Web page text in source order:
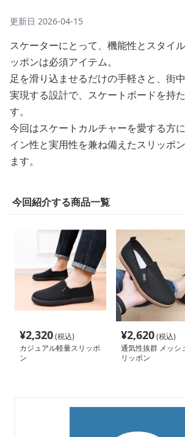
更新日 2026-04-15
スケーターにとって、機能性とスタイ
ッポンは必須アイテム。
足を滑り込ませるだけの手軽さと、街
実現する設計で、スケートボードを持
す。
今回はスケートカルチャーを愛する方
イン性と実用性を兼ね備えたスリッポ
ます。
今回紹介する商品一覧
¥2,320(税込)
カジュアル軽量スリッポ
ン
¥2,620(税込)
通気性抜群 メッシ
リッポン